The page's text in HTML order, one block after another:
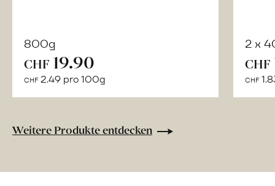
800g
CHF 19.90
CHF 2.49 pro 100g
2 x
CHF
CHF
Weitere Produkte entdecken